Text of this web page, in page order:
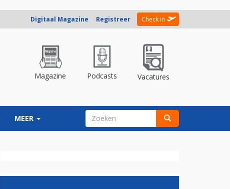
Digitaal Magazine Registreer Check in
Magazine Podcasts Vacatures
MEER ZOEKVELD